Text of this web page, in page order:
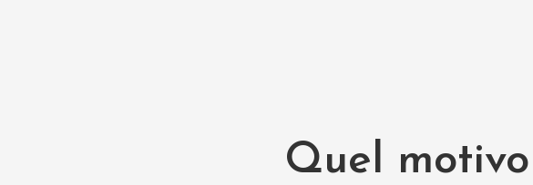
Quel